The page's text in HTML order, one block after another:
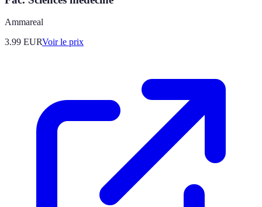
Ammareal
3.99 EURVoir le prix